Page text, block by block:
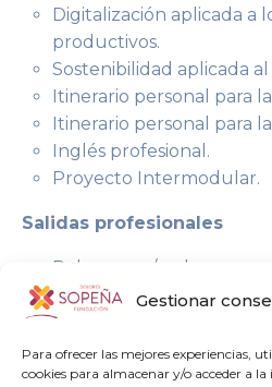
Gestionar
Para ofrecer las mejores experiencias,
cookies para almacenar y/o acceder a
Digitalización aplicada a
productivos.
Sostenibilidad aplicada
Itinerario personal para
Itinerario personal para
Inglés profesional.
Proyecto Intermodular.
Salidas profesionales
Peluquera / peluquero.
Barbera / barbero.
Técnica / técnico en
Técnica / técnico en
cabello.